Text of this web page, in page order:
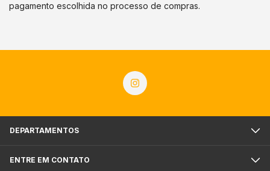
pagamento escolhida no processo de compras.
DEPARTAMENTOS
ENTRE EM CONTATO